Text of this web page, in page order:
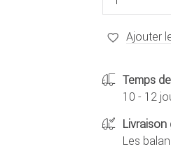
Ajouter
Temps
10 - 12
Livraison
Les